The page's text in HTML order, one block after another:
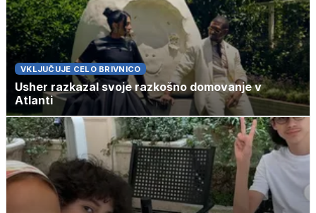
VKLJUČUJE CELO BRIVNICO
Usher razkazal svoje razkošno domovanje v
Atlanti